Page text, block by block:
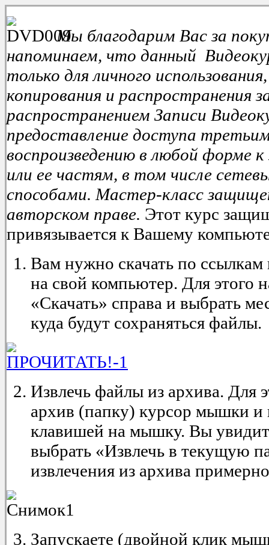
Мы благодарим Вас за
напоминаем, что данный
только для личного
копирования и распространения
распространением Записи
предоставление доступа
воспроизведению в любой форме к
или ее частям, в том числе
способами. Мастер-класс
авторском праве. Этот курс
привязывается к Вашему
Вам нужно скачать по
на свой компьютер. Для этого
«Скачать» справа и выбрать
куда будут сохраняться файлы.
Извлечь файлы из архива. Для
архив (папку) курсор мышки и
клавишей на мышку. Вы
выбрать «Извлечь в текущую
извлечения из архива
Запускаете (двойной клик